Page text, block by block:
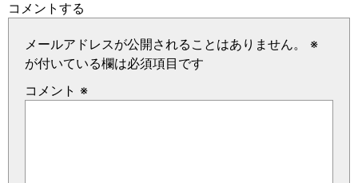
コメントする
メールアドレスが公開されることはありません。
※
が付いている欄は必須項目です
コメント ※